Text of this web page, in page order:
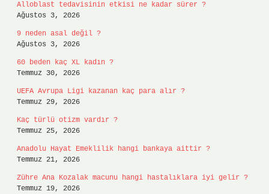
Alloblast tedavisinin etkisi ne kadar sürer ?
Ağustos 3, 2026
9 neden asal değil ?
Ağustos 3, 2026
60 beden kaç XL kadın ?
Temmuz 30, 2026
UEFA Avrupa Ligi kazanan kaç para alır ?
Temmuz 29, 2026
Kaç türlü otizm vardır ?
Temmuz 25, 2026
Anadolu Hayat Emeklilik hangi bankaya aittir ?
Temmuz 21, 2026
Zühre Ana Kozalak macunu hangi hastalıklara iyi gelir ?
Temmuz 19, 2026